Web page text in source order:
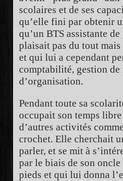
scolaires et de ses
qu’elle fini par obtenir
qu’un BTS assistante
plaisait pas du tout
et qui lui a cependant
comptabilité, gestion
d’organisation.
Pendant toute sa
occupait son temps
d’autres activités
crochet. Elle cherchait
parler, et se mit à
par le biais de son
pieds et qui lui donna